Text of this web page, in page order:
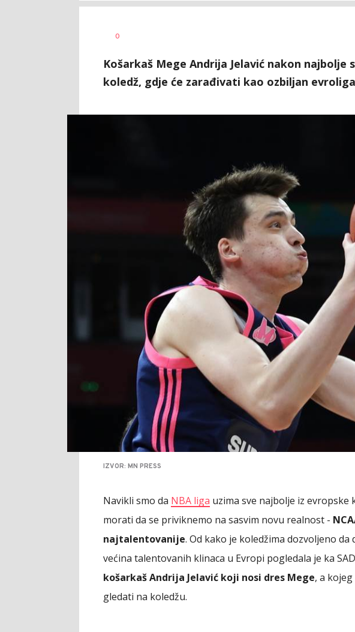
0
Košarkaš Mege Andrija Jelavić nakon najbolje
koledž, gdje će zarađivati kao ozbiljan
IZVOR: MN PRESS
Navikli smo da NBA liga uzima sve najbolje iz evropske
morati da se priviknemo na sasvim novu realnost -
najtalentovanije. Od kako je koledžima dozvoljeno
većina talentovanih klinaca u Evropi pogledala je ka
košarkaš Andrija Jelavić koji nosi dres Mege, a
gledati na koledžu.